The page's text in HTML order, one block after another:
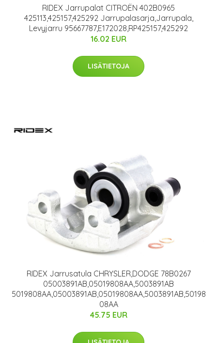
RIDEX Jarrupalat CITROËN 402B0965
425113,425157,425292 Jarrupalasarja,Jarrupala,
Levyjarru 95667787,E172028,RP425157,425292
16.02 EUR
LISÄTIETOJA
RIDEX Jarrusatula CHRYSLER,DODGE 78B0267
05003891AB,05019808AA,5003891AB
5019808AA,05003891AB,05019808AA,5003891AB,50198
08AA
45.75 EUR